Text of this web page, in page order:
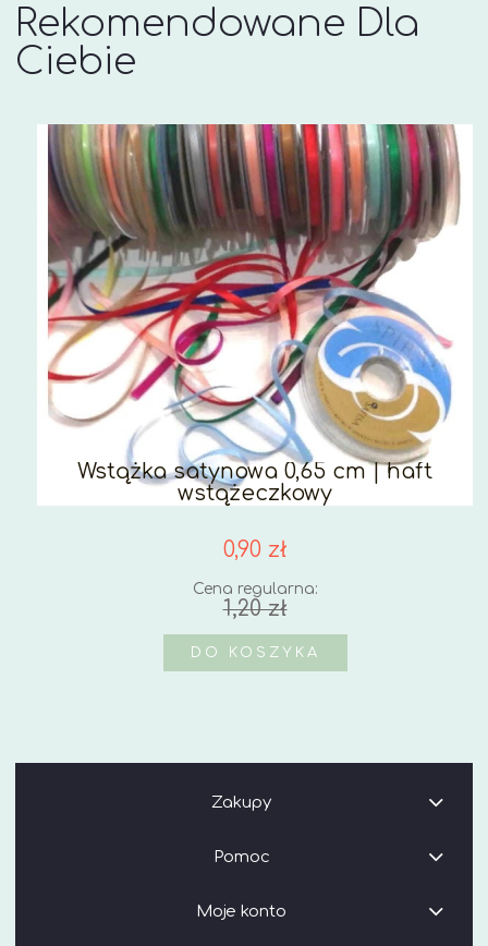
Rekomendowane Dla
Ciebie
Wstążka satynowa 0,65 cm | haft
wstążeczkowy
0,90 zł
Cena regularna:
1,20 zł
DO KOSZYKA
Zakupy
Pomoc
Moje konto